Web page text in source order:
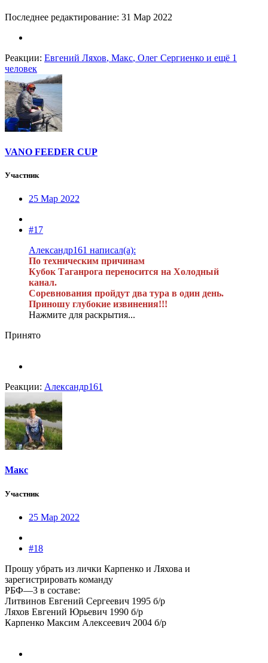
Последнее редактирование: 31 Мар 2022
Реакции: Евгений Ляхов, Макс, Олег Сергиенко и ещё 1
человек
VANO FEEDER CUP
Участник
25 Мар 2022
#17
Александр161 написал(а):
По техническим причинам
Кубок Таганрога переносится на Холодный
канал.
Соревнования пройдут два тура в один день.
Приношу глубокие извинения!!!
Нажмите для раскрытия...
Принято
Реакции: Александр161
Макс
Участник
25 Мар 2022
#18
Прошу убрать из лички Карпенко и Ляхова и
зарегистрировать команду
РБФ—3 в составе:
Литвинов Евгений Сергеевич 1995 б/р
Ляхов Евгений Юрьевич 1990 б/р
Карпенко Максим Алексеевич 2004 б/р